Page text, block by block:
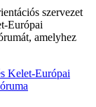
szervezet
Európai
amelyhez
Kelet-Európai